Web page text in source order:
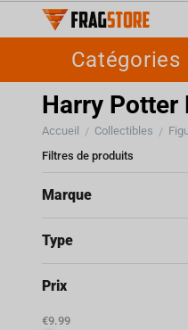
Catégories
Harry Potter
Accueil / Collectibles /
Filtres de produits
Marque
Type
Prix
‎€9.99